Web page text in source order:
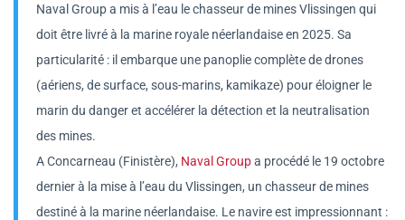
Naval Group a mis à l’eau le chasseur de mines Vlissingen qui
doit être livré à la marine royale néerlandaise en 2025. Sa
particularité : il embarque une panoplie complète de drones
(aériens, de surface, sous-marins, kamikaze) pour éloigner le
marin du danger et accélérer la détection et la neutralisation
des mines.
A Concarneau (Finistère), Naval Groupa procédé le 19 octobre
dernier à la mise à l’eau du Vlissingen, un chasseur de mines
destiné à la marine néerlandaise. Le navire est impressionnant :